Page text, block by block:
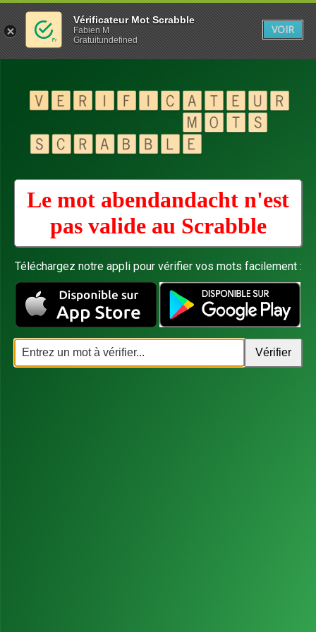
Le mot abendandacht n'est
pas valide au Scrabble
Téléchargez notre appli pour vérifier vos mots facilement :
Vérificateur Mot Scrabble
Fabien M
Gratuitundefined
VOIR